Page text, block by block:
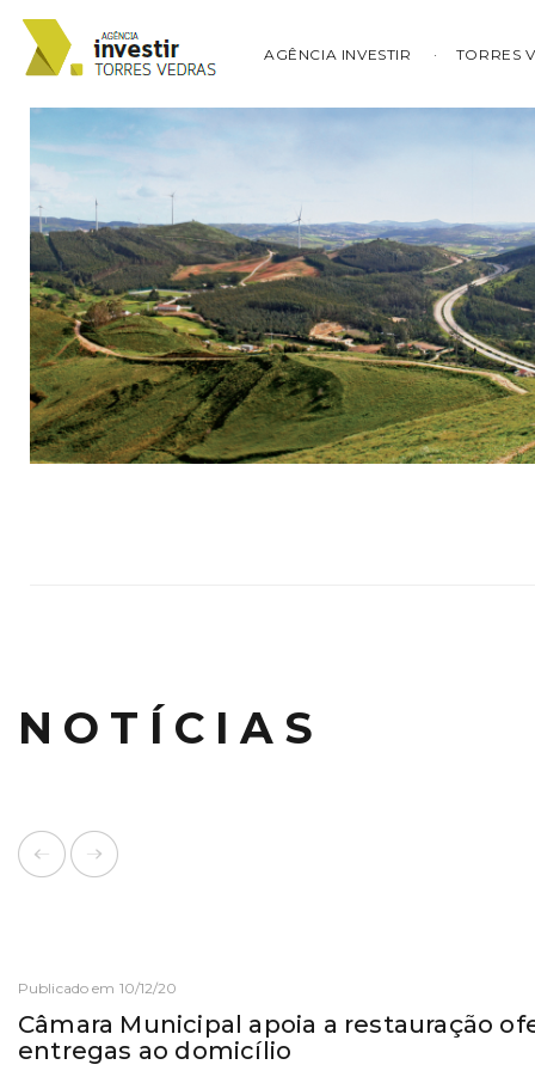
AGÊNCIA INVESTIR TORRES
NOTÍCIAS
Publicado em 10/12/20
Câmara Municipal apoia a restauração
entregas ao domicílio